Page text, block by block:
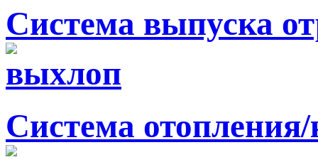
Система выпуска
Система